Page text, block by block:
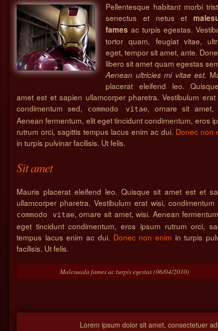
Pellentesque habitant morbi
senectus et netus et
fames ac turpis egestas.
tortor quam, feugiat vitae,
eget, tempor sit amet, ante.
libero sit amet quam egestas
Aenean ultricies mi vitae est.
placerat eleifend leo.
amet est et sapien ullamcorper pharetra. Vestibulum erat
condimentum sed,
commodo vitae, ornare sit amet,
Aenean fermentum, elit eget tincidunt condimentum, eros
rutrum orci, sagittis tempus lacus enim ac dui. Donec non
in turpis pulvinar facilisis. Ut felis.
Sit amet
Mauris placerat eleifend leo. Quisque sit amet est et
ullamcorper pharetra. Vestibulum erat wisi, condimentum
commodo vitae, ornare sit amet, wisi. Aenean
eget tincidunt condimentum, eros ipsum rutrum orci,
tempus lacus enim ac dui. Donec non enim in turpis
facilisis. Ut felis.
Malesuada fames ac turpis egestas (06/04/2010)
Lorem ipsum dolor sit amet, consectetuer